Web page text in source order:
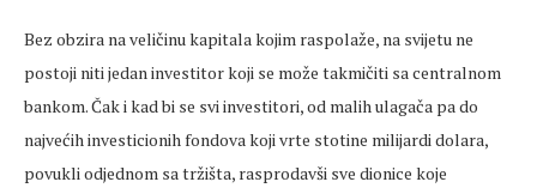
Bez obzira na veličinu kapitala kojim raspolaže, na svijetu ne
postoji niti jedan investitor koji se može takmičiti sa centralnom
bankom. Čak i kad bi se svi investitori, od malih ulagača pa do
najvećih investicionih fondova koji vrte stotine milijardi dolara,
povukli odjednom sa tržišta, rasprodavši sve dionice koje